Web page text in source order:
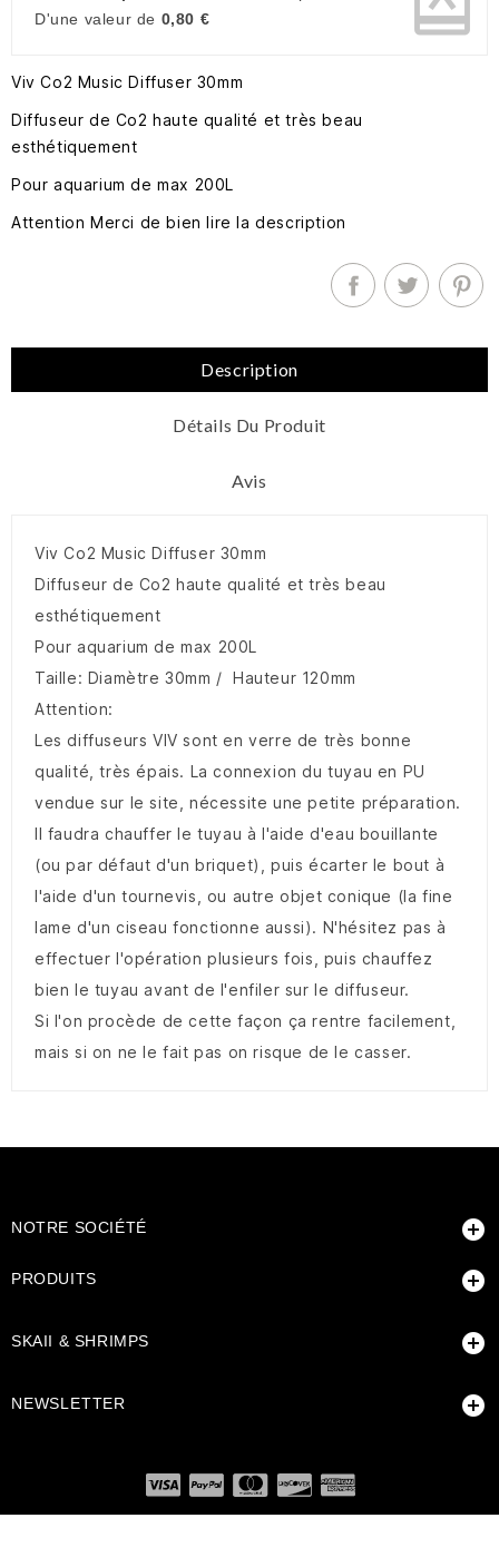
D'une valeur de 0,80 €
Viv Co2 Music Diffuser 30mm
Diffuseur de Co2 haute qualité et très beau
esthétiquement
Pour aquarium de max 200L
Attention Merci de bien lire la description
Description
Détails Du Produit
Avis
Viv Co2 Music Diffuser 30mm
Diffuseur de Co2 haute qualité et très beau
esthétiquement
Pour aquarium de max 200L
Taille: Diamètre 30mm / Hauteur 120mm
Attention:
Les diffuseurs VIV sont en verre de très bonne
qualité, très épais. La connexion du tuyau en PU
vendue sur le site, nécessite une petite préparation.
Il faudra chauffer le tuyau à l'aide d'eau bouillante
(ou par défaut d'un briquet), puis écarter le bout à
l'aide d'un tournevis, ou autre objet conique (la fine
lame d'un ciseau fonctionne aussi). N'hésitez pas à
effectuer l'opération plusieurs fois, puis chauffez
bien le tuyau avant de l'enfiler sur le diffuseur.
Si l'on procède de cette façon ça rentre facilement,
mais si on ne le fait pas on risque de le casser.
NOTRE SOCIÉTÉ 
PRODUITS 
SKAII & SHRIMPS 
NEWSLETTER 